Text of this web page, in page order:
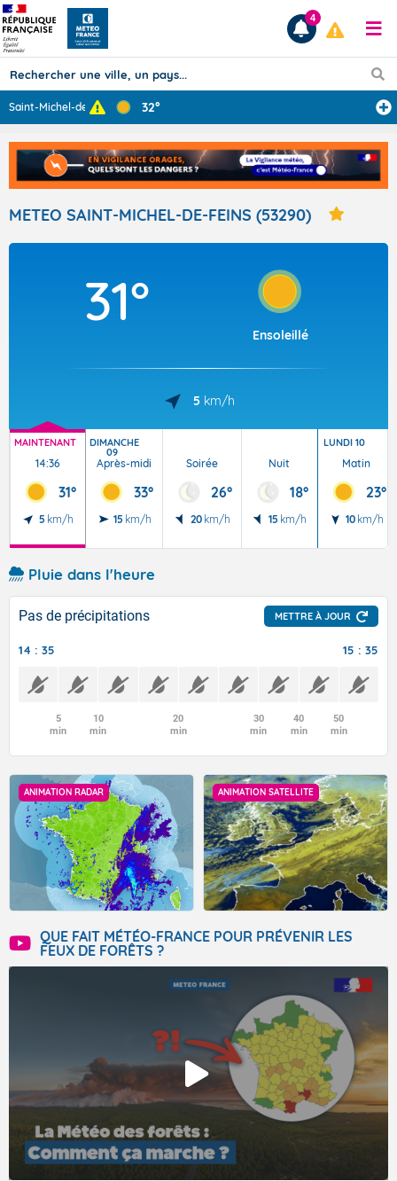
Prévisions
TOUS LES RÉSULTATS
Articles
4
Saint-Michel-de ... 32°
METEO SAINT-MICHEL-DE-FEINS (53290)
31°
Ensoleillé
5 km/h
MAINTENANT
14:36
31°
5 km/h
DIMANCHE
09
Après-midi
33°
15 km/h
Soirée
26°
20 km/h
Nuit
18°
15 km/h
LUNDI 10
Matin
23°
10 km/h
Pluie dans l'heure
Pas de précipitations METTRE À JOUR
14 : 35 15 : 35
5
min
10
min
20
min
30
min
40
min
50
min
ANIMATION RADAR ANIMATION SATELLITE
QUE FAIT MÉTÉO-FRANCE POUR PRÉVENIR LES
FEUX DE FORÊTS ?